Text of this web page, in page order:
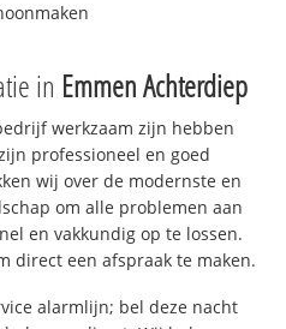
in Emmen Achterdiep
werkzaam zijn hebben
professioneel en goed
wij over de modernste en
om alle problemen aan
en vakkundig op te lossen.
direct een afspraak te maken.
alarmlijn; bel deze nacht